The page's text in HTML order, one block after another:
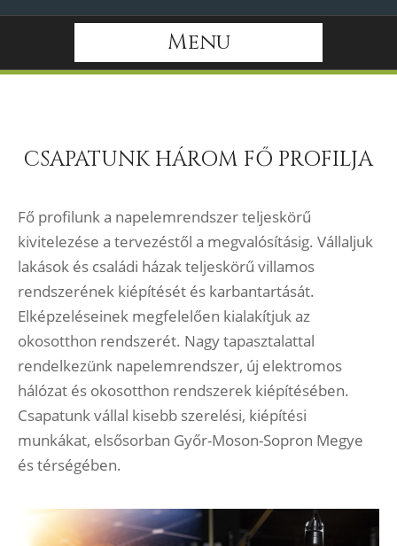
Menu
CSAPATUNK HÁROM FŐ PROFILJA
Fő profilunk a napelemrendszer teljeskörű
kivitelezése a tervezéstől a megvalósításig. Vállaljuk
lakások és családi házak teljeskörű villamos
rendszerének kiépítését és karbantartását.
Elképzeléseinek megfelelően kialakítjuk az
okosotthon rendszerét. Nagy tapasztalattal
rendelkezünk napelemrendszer, új elektromos
hálózat és okosotthon rendszerek kiépítésében.
Csapatunk vállal kisebb szerelési, kiépítési
munkákat, elsősorban Győr-Moson-Sopron Megye
és térségében.